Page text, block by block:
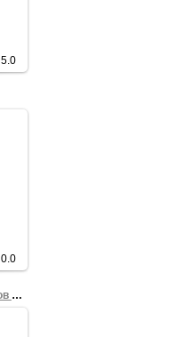
5.0
0.0
В отряде космонавтов недобор!